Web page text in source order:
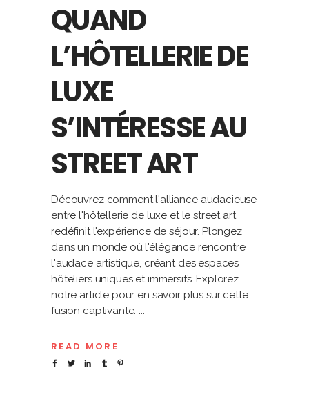
QUAND
L’HÔTELLERIE DE
LUXE
S’INTÉRESSE AU
STREET ART
Découvrez comment l'alliance audacieuse
entre l'hôtellerie de luxe et le street art
redéfinit l'expérience de séjour. Plongez
dans un monde où l'élégance rencontre
l'audace artistique, créant des espaces
hôteliers uniques et immersifs. Explorez
notre article pour en savoir plus sur cette
fusion captivante.
READ MORE